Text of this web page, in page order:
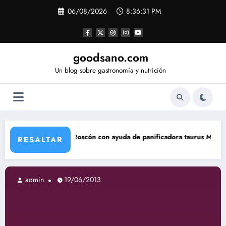
06/08/2026 8:36:32 PM
goodsano.com
Un blog sobre gastronomía y nutrición
RESALTAR
con ayuda de panificadora taurus My Bread Tartas
19/06/2013